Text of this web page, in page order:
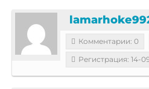
Комментарии: 0
Регистрация: 14-